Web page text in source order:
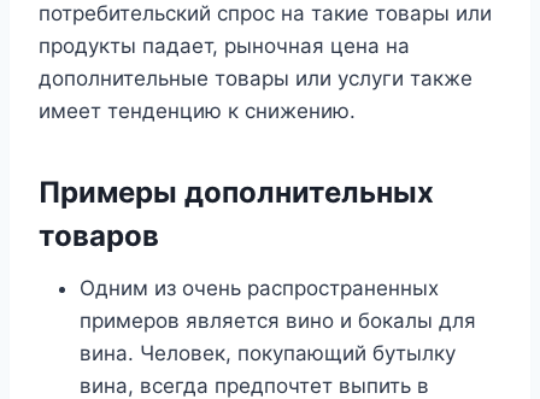
потребительский спрос на такие товары или
продукты падает, рыночная цена на
дополнительные товары или услуги также
имеет тенденцию к снижению.
Примеры дополнительных
товаров
Одним из очень распространенных
примеров является вино и бокалы для
вина. Человек, покупающий бутылку
вина, всегда предпочтет выпить в